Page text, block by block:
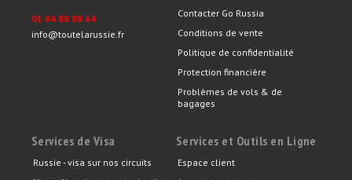
01 84 88 88 64
info@toutelarussie.fr
Contacter Go Russia
Conditions de vente
Politique de confidentialité
Protection financière
Problèmes de vols & de
bagages
Services de Visa
Russie - visa sur nos circuits
Services et Outils en Ligne
Espace client